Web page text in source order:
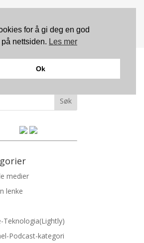
medier
lenke
Teknologia(Lightly)
Podcast-kategori
for å gi deg en god
nettsiden. Les mer
Ok